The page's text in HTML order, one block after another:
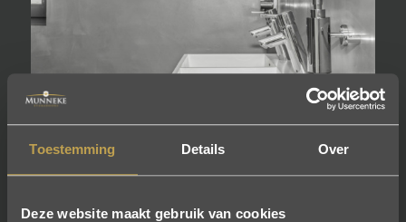
Toestemming Details Over
Deze website maakt gebruik van cookies
Over Munneke
Stukadoors